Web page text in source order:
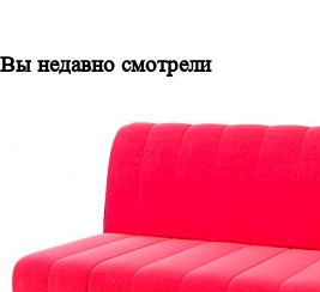
Вы недавно смотрели